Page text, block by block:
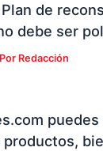
Plan de
debe ser
Redacción